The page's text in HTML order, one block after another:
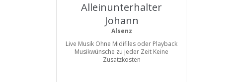
Alleinunterhalter
Johann
Alsenz
Live Musik Ohne Midifiles oder Playback
Musikwünsche zu jeder Zeit Keine
Zusatzkosten